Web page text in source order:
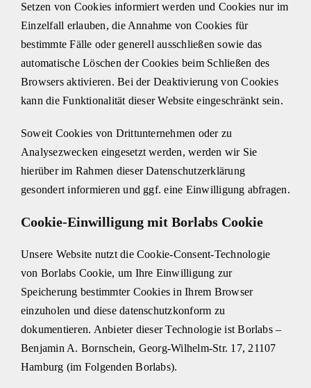
Setzen von Cookies informiert werden und Cookies nur im
Einzelfall erlauben, die Annahme von Cookies für
bestimmte Fälle oder generell ausschließen sowie das
automatische Löschen der Cookies beim Schließen des
Browsers aktivieren. Bei der Deaktivierung von Cookies
kann die Funktionalität dieser Website eingeschränkt sein.
Soweit Cookies von Drittunternehmen oder zu
Analysezwecken eingesetzt werden, werden wir Sie
hierüber im Rahmen dieser Datenschutzerklärung
gesondert informieren und ggf. eine Einwilligung abfragen.
Cookie-Einwilligung mit Borlabs Cookie
Unsere Website nutzt die Cookie-Consent-Technologie
von Borlabs Cookie, um Ihre Einwilligung zur
Speicherung bestimmter Cookies in Ihrem Browser
einzuholen und diese datenschutzkonform zu
dokumentieren. Anbieter dieser Technologie ist Borlabs –
Benjamin A. Bornschein, Georg-Wilhelm-Str. 17, 21107
Hamburg (im Folgenden Borlabs).